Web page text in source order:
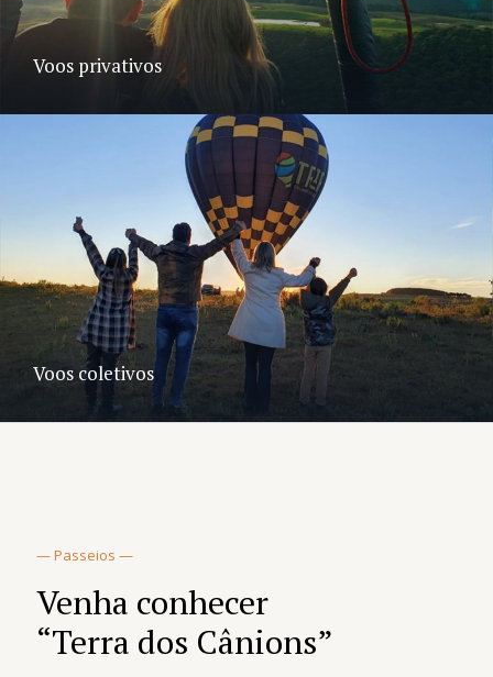
Voos privativos
Voos coletivos
— Passeios —
Venha conhecer
“Terra dos Cânions”